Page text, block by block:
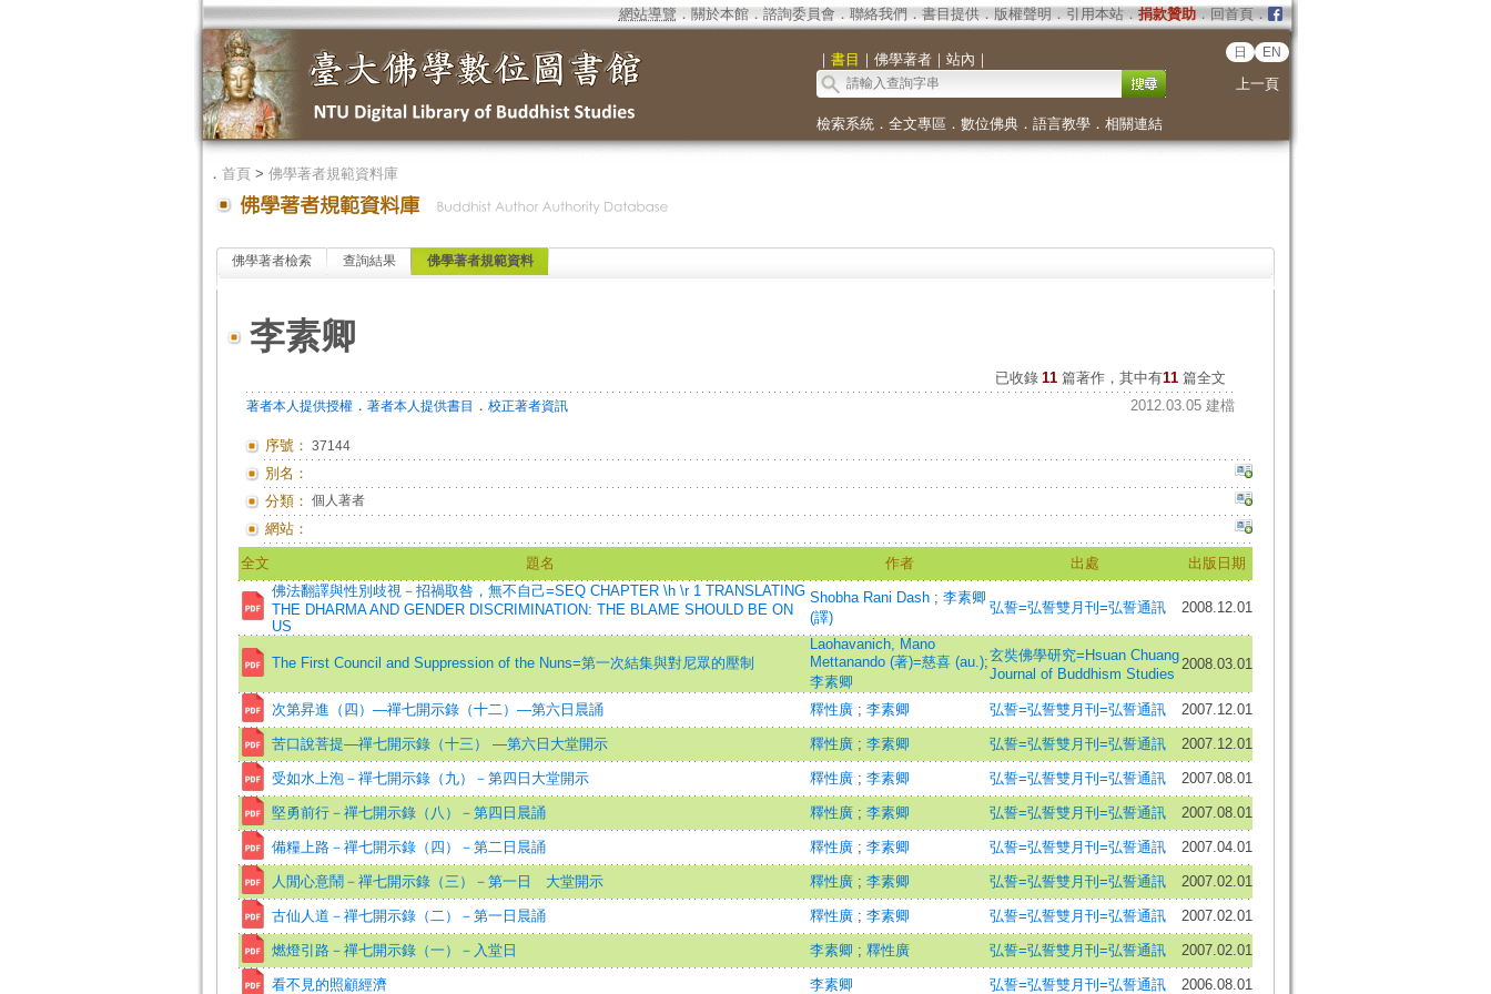
網站導覽 ． 關於本館． 諮詢委員會． 聯絡我們 ． 書目提供． 版權聲明 ． 引用本站． 捐款贊助．回首頁．
｜ 書目 ｜ 佛學著者｜ 站內 ｜ 日 EN
上一頁
檢索系統． 全文專區 ． 數位佛典． 語言教學． 相關連結
． 首頁> 佛學著者規範資料庫
佛學著者檢索 查詢結果 佛學著者規範資料
李素卿
已收錄 11 篇著作，其中有11篇全文
著者本人提供授權． 著者本人提供書目 ． 校正著者資訊 2012.03.05 建檔
序號： 37144
別名：
分類： 個人著者
網站：
全文 題名 作者 出處
出版日期
佛法翻譯與性別歧視－招禍取咎，無不自己=SEQ CHAPTER \h \r 1 TRANSLATING
THE DHARMA AND GENDER DISCRIMINATION: THE BLAME SHOULD BE ON
US
Shobha Rani Dash ; 李素卿
(譯)
弘誓=弘誓雙月刊=弘誓通訊 2008.12.01
The First Council and Suppression of the Nuns=第一次結集與對尼眾的壓制
Laohavanich, Mano
Mettanando (著)=慈喜 (au.);
李素卿
玄奘佛學研究=Hsuan Chuang
Journal of Buddhism Studies
2008.03.01
次第昇進（四）—禪七開示錄（十二）—第六日晨誦 釋性廣 ; 李素卿 弘誓=弘誓雙月刊=弘誓通訊 2007.12.01
苦口說菩提—禪七開示錄（十三） —第六日大堂開示 釋性廣 ; 李素卿 弘誓=弘誓雙月刊=弘誓通訊 2007.12.01
受如水上泡－禪七開示錄（九）－第四日大堂開示 釋性廣 ; 李素卿 弘誓=弘誓雙月刊=弘誓通訊 2007.08.01
堅勇前行－禪七開示錄（八）－第四日晨誦 釋性廣 ; 李素卿 弘誓=弘誓雙月刊=弘誓通訊 2007.08.01
備糧上路－禪七開示錄（四）－第二日晨誦 釋性廣 ; 李素卿 弘誓=弘誓雙月刊=弘誓通訊 2007.04.01
人閒心意鬧－禪七開示錄（三）－第一日 大堂開示 釋性廣 ; 李素卿 弘誓=弘誓雙月刊=弘誓通訊 2007.02.01
古仙人道－禪七開示錄（二）－第一日晨誦 釋性廣 ; 李素卿 弘誓=弘誓雙月刊=弘誓通訊 2007.02.01
燃燈引路－禪七開示錄（一）－入堂日 李素卿 ; 釋性廣 弘誓=弘誓雙月刊=弘誓通訊 2007.02.01
看不見的照顧經濟 李素卿 弘誓=弘誓雙月刊=弘誓通訊 2006.08.01